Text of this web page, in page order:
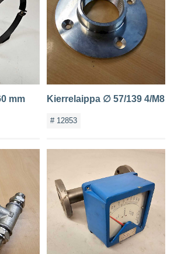
mm Kierrelaippa ∅ 57/139 4/M8
# 12853